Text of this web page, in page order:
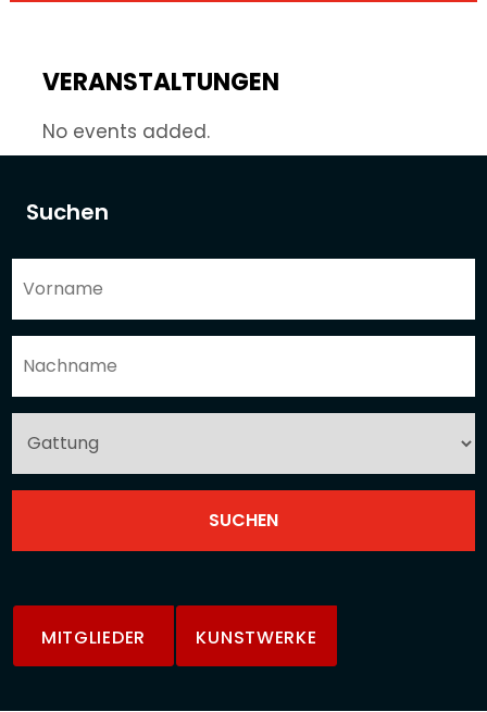
Suchen
MITGLIEDER KUNSTWERKE
VERANSTALTUNGEN
No events added.